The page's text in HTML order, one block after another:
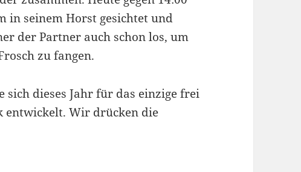
in seinem Horst gesichtet und
der Partner auch schon los, um
zu fangen.
dieses Jahr für das einzige frei
entwickelt. Wir drücken die